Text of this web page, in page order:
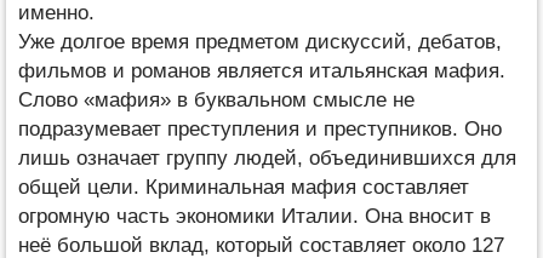
именно.
Уже долгое время предметом дискуссий, дебатов,
фильмов и романов является итальянская мафия.
Слово «мафия» в буквальном смысле не
подразумевает преступления и преступников. Оно
лишь означает группу людей, объединившихся для
общей цели. Криминальная мафия составляет
огромную часть экономики Италии. Она вносит в
неё большой вклад, который составляет около 127